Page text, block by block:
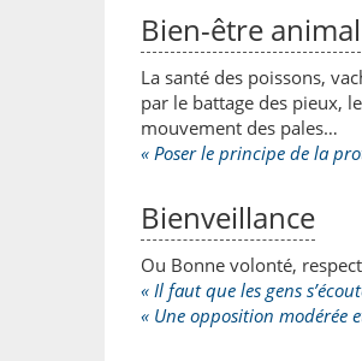
Bien-être animal
La santé des poissons,
par le battage des pieux,
mouvement des pales…
« Poser le principe de la
Bienveillance
Ou Bonne volonté,
« Il faut que les gens
« Une opposition modérée